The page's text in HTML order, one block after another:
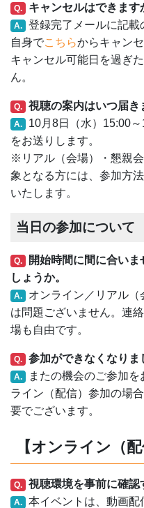
Q. キャンセルはできます
A. 登録完了メールに記載
自身でこちらからキャン
キャンセル可能日を過ぎ
ん。
Q. 視聴の案内はいつ届き
A. 10月8日（水）15:00
をお送りします。
※リアル（会場）・懇親
象となる方には、参加方
いたします。
当日の参加について
Q.
開始時間に間に合い
しょうか。
A. オンライン／リアル（
は問題ございません。連
場も自由です。
Q. 参加ができなくなりま
A. またの機会のご参加を
ライン（配信）参加の場
要でございます。
【オンライン（
Q. 視聴環境を事前に確認
A. 本イベントは、動画配